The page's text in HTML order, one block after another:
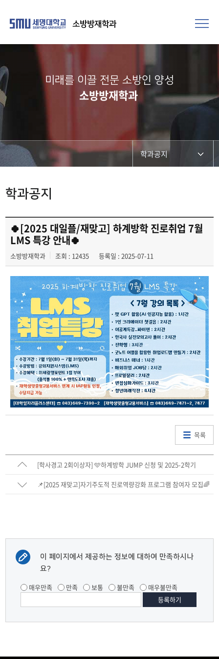
소방방재학과
미래를 이끌 전문 소방인 양성
소방방재학과
학과공지
학사일정
학생회
동아리
소방방재학과의 자랑
궁금합니다
수험생 Q&A
학과공지
🍀[2025 대일플/재맞고] 하계방학 진로취업 7월
LMS 특강 안내🍀
소방방재학과 조회 : 12435 등록일 : 2025-07-11
목록
[학사경고 2회이상자] 🩵하계방학 JUMP 신청 및 2025-2학기
JUMP 챌린지 참가 신청 안내🩵
📌[2025 재맞고]자기주도적 진로역량강화 프로그램 참여자 모집🌈
이 페이지에서 제공하는 정보에 대하여 만족하시나
요?
매우만족 만족 보통 불만족 매우불만족